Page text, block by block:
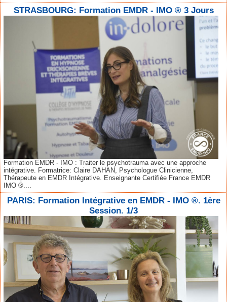
STRASBOURG: Formation EMDR - IMO ® 3 Jours
Formation EMDR - IMO : Traiter le psychotrauma avec une approche
intégrative. Formatrice: Claire DAHAN, Psychologue Clinicienne,
Thérapeute en EMDR Intégrative. Enseignante Certifiée France EMDR
IMO ®....
PARIS: Formation Intégrative en EMDR - IMO ®. 1ère
Session. 1/3